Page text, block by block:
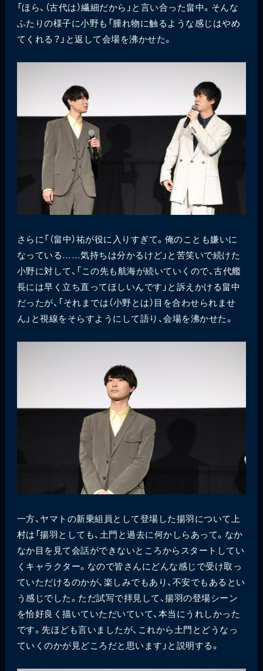
「ほら、（古代は）繊細だから」と言い合った畠中。そんな
ふたりの様子に小野も「腫れ物に触るような感じはやめ
てくれる？」と返して会場を沸かせた。
さらに「（畠中）祐が役に入りすぎて。俺のことも嫌いに
なっている……気持ちは分かるけど」と苦笑いで続けた
小野に対して、「この先も航海が続いていくので、古代艦
長には早く立ち直ってほしいんです」と訴えかける畠中
だったが、「それまでは（小野とは）目を合わせられませ
ん」と視線をそらすようにして語り、会場を沸かせた。
一方、ヤマトの新乗組員として登場した揚羽について上
村は「揚羽としても、土門と過去に何かしらあって。なか
なか目を見て会話ができないところからスタートしてい
くキャラクター。なので皆さんにどんな感じで受け取っ
ていただけるのかが、楽しみでもあり、不安でもあるとい
う感じでした。ただ試写で拝見して、揚羽の登場シーン
を恰好良く描いていただいていて、本当にうれしかった
です。先ほども言いましたが、これから土門とどうなっ
ていくのかが見どころだと思います」と説明する。